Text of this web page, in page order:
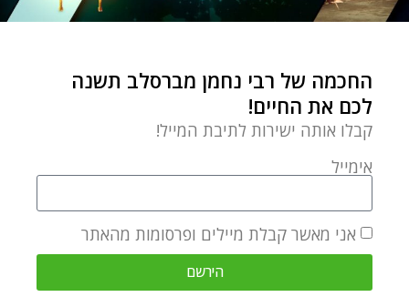
DAVY DOMBROWSKY
החכמה של רבי נחמן מברסלב תשנה
לכם את החיים!
קבלו אותה ישירות לתיבת המייל!
אימייל
אני מאשר קבלת מיילים ופרסומות מהאתר
הירשם